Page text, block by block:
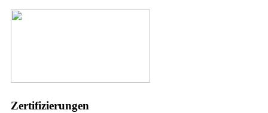
Zertifizierungen